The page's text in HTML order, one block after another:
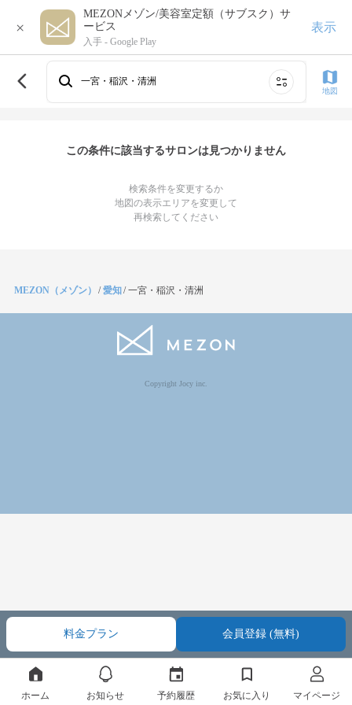
×
MEZONメゾン/美容室定額（サブスク）サ
ービス
入手 - Google Play
表示
一宮・稲沢・清洲
地図
この条件に該当するサロンは見つかりません
検索条件を変更するか
地図の表示エリアを変更して
再検索してください
料金プラン 会員登録 (無料)
MEZON（メゾン） /愛知/一宮・稲沢・清洲
Copyright Jocy inc.
ホーム お知らせ 予約履歴 お気に入り マイページ